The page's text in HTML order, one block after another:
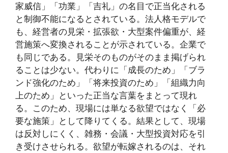
家威信」「功業」「吉礼」の名目で正当化される
と制御不能になるとされている。法人格モデルで
も、経営者の見栄・拡張欲・大型案件偏重が、経
営施策へ変換されることが示されている。企業で
も同じである。見栄そのものがそのまま掲げられ
ることは少ない。代わりに「成長のため」「ブラ
ンド強化のため」「将来投資のため」「組織力向
上のため」といった正当な言葉をまとって現れ
る。このため、現場には単なる欲望ではなく「必
要な施策」として降りてくる。結果として、現場
は反対しにくく、雑務・会議・大型投資対応を引
き受けさせられる。欲望が転嫁されるのは、それ